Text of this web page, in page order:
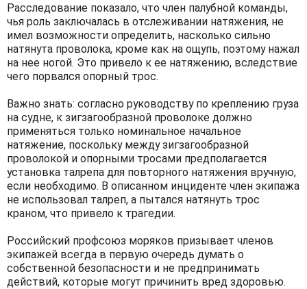
Расследование показало, что член палубной команды,
чья роль заключалась в отслеживании натяжения, не
имел возможности определить, насколько сильно
натянута проволока, кроме как на ощупь, поэтому нажал
на нее ногой. Это привело к ее натяжению, вследствие
чего порвался опорный трос.
Важно знать: согласно руководству по креплению груза
на судне, к зигзагообразной проволоке должно
применяться только номинальное начальное
натяжение, поскольку между зигзагообразной
проволокой и опорными тросами предполагается
установка талрепа для повторного натяжения вручную,
если необходимо. В описанном инциденте член экипажа
не использовал талреп, а пытался натянуть трос
краном, что привело к трагедии.
Российский профсоюз моряков призывает членов
экипажей всегда в первую очередь думать о
собственной безопасности и не предпринимать
действий, которые могут причинить вред здоровью.